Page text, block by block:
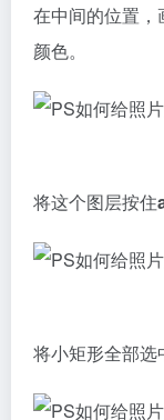
在中间的位置，
颜色。
将这个图层按住
将小矩形全部选